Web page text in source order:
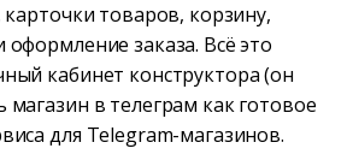
карточки товаров, корзину,
заказа. Всё это
кабинет конструктора (он
магазин в телеграм как готовое
для Telegram-магазинов.